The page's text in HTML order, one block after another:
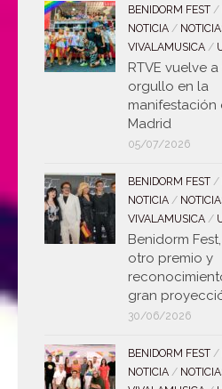
BENIDORM FEST /
NOTICIA /
VIVALAMUSICA /
RTVE vuelve
orgullo en la
manifestación
Madrid
05/07/2026
BENIDORM FEST /
NOTICIA /
VIVALAMUSICA /
Benidorm
otro premio y
gran
30/06/2026
BENIDORM FEST /
NOTICIA /